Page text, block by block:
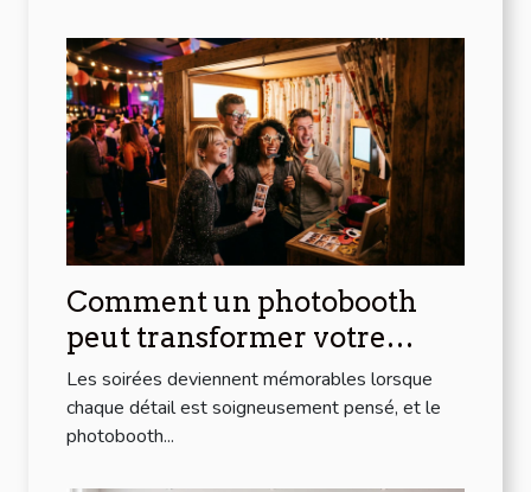
Comment un photobooth
peut transformer votre
soirée
Les soirées deviennent mémorables lorsque
chaque détail est soigneusement pensé, et le
photobooth...